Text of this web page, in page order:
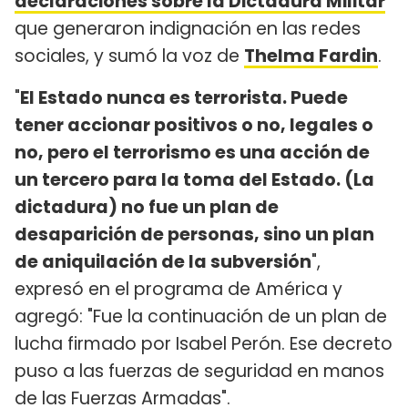
que generaron indignación en las redes
sociales, y sumó la voz de Thelma Fardin.
"El Estado nunca es terrorista. Puede
tener accionar positivos o no, legales o
no, pero el terrorismo es una acción de
un tercero para la toma del Estado. (La
dictadura) no fue un plan de
desaparición de personas, sino un plan
de aniquilación de la subversión",
expresó en el programa de América y
agregó: "Fue la continuación de un plan de
lucha firmado por Isabel Perón. Ese decreto
puso a las fuerzas de seguridad en manos
de las Fuerzas Armadas".